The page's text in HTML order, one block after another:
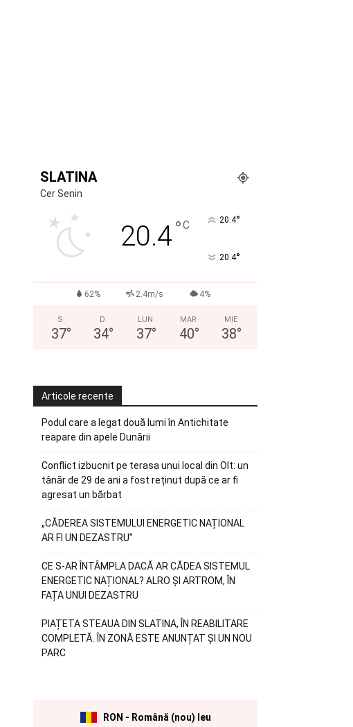
SLATINA
Cer Senin
20.4°C 20.4°
20.4°
62% 2.4m/s 4%
S
37°
D
34°
LUN
37°
MAR
40°
MIE
38°
Articole recente
Podul care a legat două lumi în Antichitate
reapare din apele Dunării
Conflict izbucnit pe terasa unui local din Olt: un
tânăr de 29 de ani a fost reținut după ce ar fi
agresat un bărbat
„CĂDEREA SISTEMULUI ENERGETIC NAȚIONAL
AR FI UN DEZASTRU”
CE S-AR ÎNTÂMPLA DACĂ AR CĂDEA SISTEMUL
ENERGETIC NAȚIONAL? ALRO ȘI ARTROM, ÎN
FAȚA UNUI DEZASTRU
PIAȚETA STEAUA DIN SLATINA, ÎN REABILITARE
COMPLETĂ. ÎN ZONĂ ESTE ANUNȚAT ȘI UN NOU
PARC
RON - Română (nou) leu